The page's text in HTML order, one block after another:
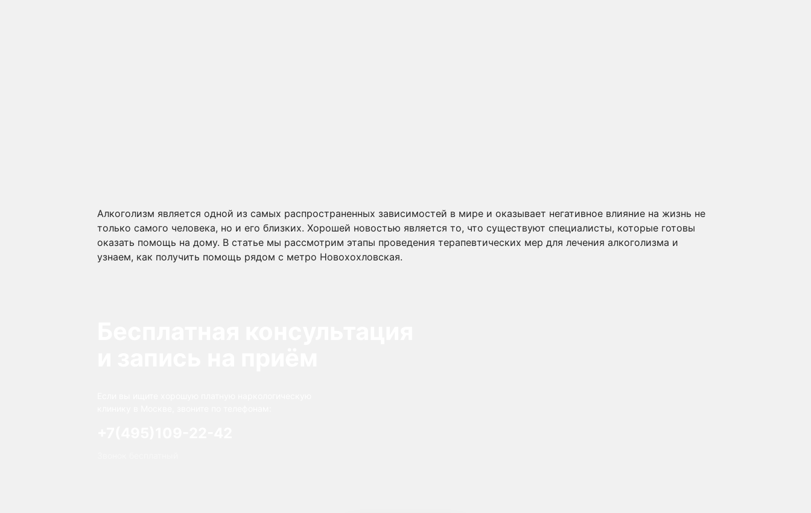
Алкоголизм является одной из самых распространенных зависимостей в мире и оказывает негативное влияние на жизнь не
только самого человека, но и его близких. Хорошей новостью является то, что существуют специалисты, которые готовы
оказать помощь на дому. В статье мы рассмотрим этапы проведения терапевтических мер для лечения алкоголизма и
узнаем, как получить помощь рядом с метро Новохохловская.